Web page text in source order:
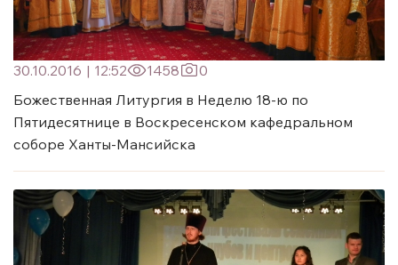
30.10.2016 | 12:52 1458
0
Божественная Литургия в Неделю 18-ю по
Пятидесятнице в Воскресенском кафедральном
соборе Ханты-Мансийска